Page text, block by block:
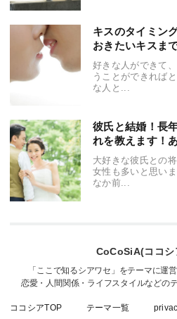
キスのタイミン
おきたいキスま
好きな人ができて
うことができれば
な人と...
彼氏と結婚！長
れを教えます！
大好きな彼氏との
女性も多いと思い
なか前...
ココシアTOP テーマ一覧
CoCoSiA(ココシ
「ここで知るシアワセ」をテーマに運
恋愛・人間関係・ライフスタイルなどの